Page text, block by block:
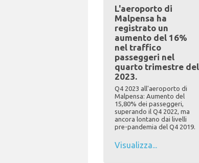
L'aeroporto di
Malpensa ha
registrato un
aumento del 16%
nel traffico
passeggeri nel
quarto trimestre del
2023.
Q4 2023 all'aeroporto di
Malpensa: Aumento del
15,80% dei passeggeri,
superando il Q4 2022, ma
ancora lontano dai livelli
pre-pandemia del Q4 2019.
Visualizza...